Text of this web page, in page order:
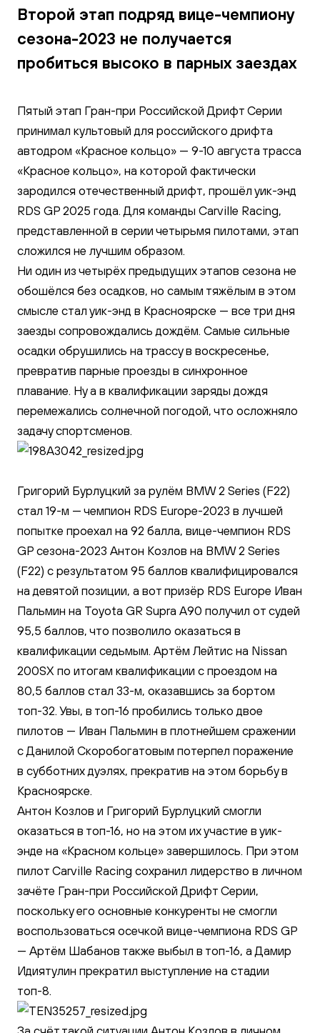
Второй этап подряд вице-чемпиону
сезона-2023 не получается
пробиться высоко в парных заездах
Пятый этап Гран-при Российской Дрифт Серии
принимал культовый для российского дрифта
автодром «Красное кольцо» — 9-10 августа трасса
«Красное кольцо», на которой фактически
зародился отечественный дрифт, прошёл уик-энд
RDS GP 2025 года. Для команды Carville Racing,
представленной в серии четырьмя пилотами, этап
сложился не лучшим образом.
Ни один из четырёх предыдущих этапов сезона не
обошёлся без осадков, но самым тяжёлым в этом
смысле стал уик-энд в Красноярске — все три дня
заезды сопровождались дождём. Самые сильные
осадки обрушились на трассу в воскресенье,
превратив парные проезды в синхронное
плавание. Ну а в квалификации заряды дождя
перемежались солнечной погодой, что осложняло
задачу спортсменов.
Григорий Бурлуцкий за рулём BMW 2 Series (F22)
стал 19-м — чемпион RDS Europe-2023 в лучшей
попытке проехал на 92 балла, вице-чемпион RDS
GP сезона-2023 Антон Козлов на BMW 2 Series
(F22) с результатом 95 баллов квалифицировался
на девятой позиции, а вот призёр RDS Europe Иван
Пальмин на Toyota GR Supra A90 получил от судей
95,5 баллов, что позволило оказаться в
квалификации седьмым. Артём Лейтис на Nissan
200SX по итогам квалификации с проездом на
80,5 баллов стал 33-м, оказавшись за бортом
топ-32. Увы, в топ-16 пробились только двое
пилотов — Иван Пальмин в плотнейшем сражении
с Данилой Скоробогатовым потерпел поражение
в субботних дуэлях, прекратив на этом борьбу в
Красноярске.
Антон Козлов и Григорий Бурлуцкий смогли
оказаться в топ-16, но на этом их участие в уик-
энде на «Красном кольце» завершилось. При этом
пилот Carville Racing сохранил лидерство в личном
зачёте Гран-при Российской Дрифт Серии,
поскольку его основные конкуренты не смогли
воспользоваться осечкой вице-чемпиона RDS GP
— Артём Шабанов также выбыл в топ-16, а Дамир
Идиятулин прекратил выступление на стадии
топ-8.